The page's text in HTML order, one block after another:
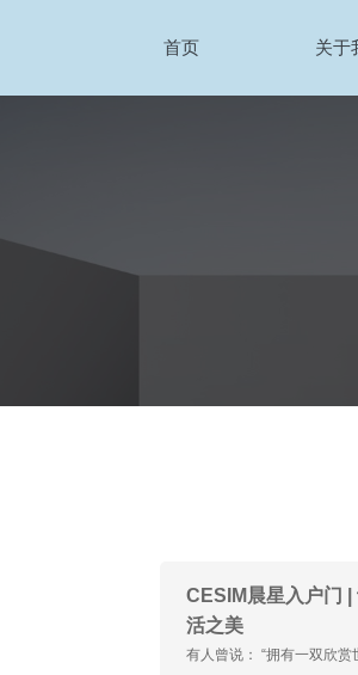
首页 关于
CESIM晨星入户门
活之美
有人曾说： “拥有一双欣